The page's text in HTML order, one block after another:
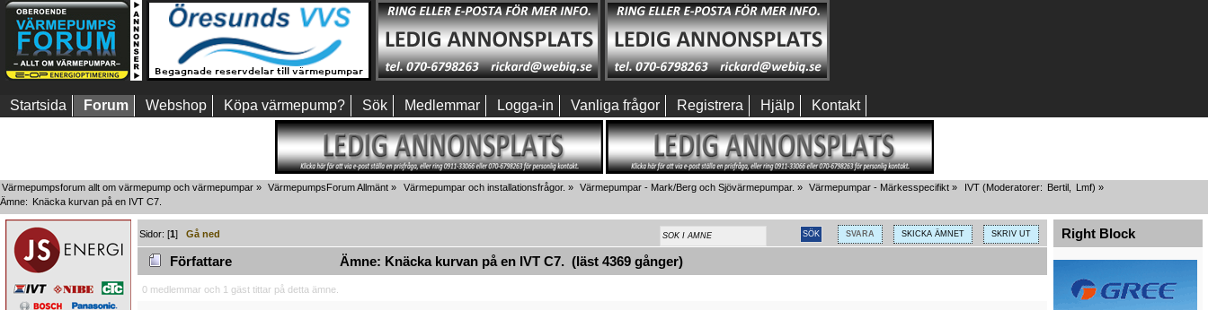
Startsida Forum Webshop Köpa värmepump? Sök Medlemmar Logga-in Vanliga frågor Registrera Hjälp Kontakt
Värmepumpsforum allt om värmepump och värmepumpar » VärmepumpsForum Allmänt » Värmepumpar och installationsfrågor. » Värmepumpar - Mark/Berg och Sjövärmepumpar. » Värmepumpar - Märkesspecifikt » IVT(Moderatorer: Bertil, Lmf) »
Ämne: Knäcka kurvan på en IVT C7.
SVARA SKICKA ÄMNET SKRIV UT
Sidor: [1]Gå ned
Författare Ämne: Knäcka kurvan på en IVT C7. (läst 4369 gånger)
0 medlemmar och 1 gäst tittar på detta ämne.
Right Block